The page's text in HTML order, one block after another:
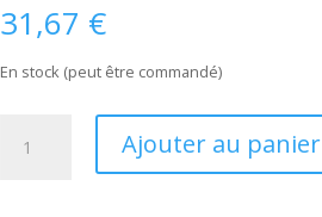
31,67 €
En stock (peut être commandé)
Ajouter au panier